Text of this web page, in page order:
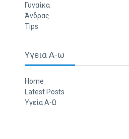
Γυναίκα
Άνδρας
Tips
Υγεια Α-ω
Home
Latest Posts
Υγεία Α-Ω